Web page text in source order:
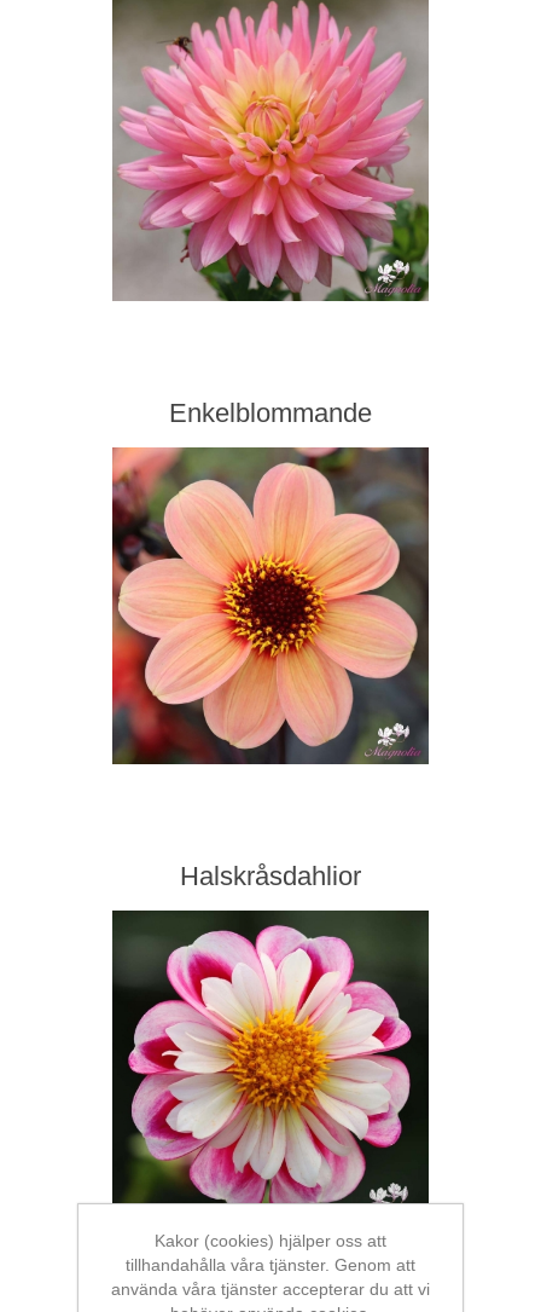
Enkelblommande
Halskråsdahlior
Kakor (cookies) hjälper oss att
tillhandahålla våra tjänster. Genom att
använda våra tjänster accepterar du att vi